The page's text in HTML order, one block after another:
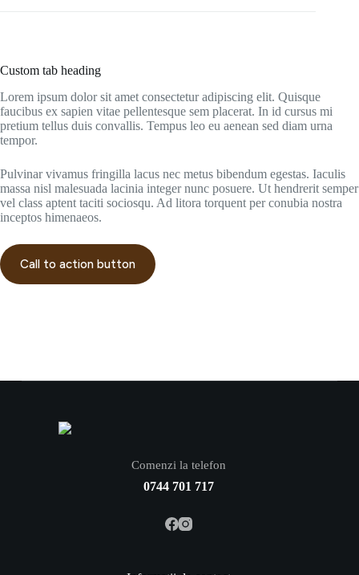
Custom tab heading
Lorem ipsum dolor sit amet consectetur adipiscing elit. Quisque
faucibus ex sapien vitae pellentesque sem placerat. In id cursus mi
pretium tellus duis convallis. Tempus leo eu aenean sed diam urna
tempor.
Pulvinar vivamus fringilla lacus nec metus bibendum egestas. Iaculis
massa nisl malesuada lacinia integer nunc posuere. Ut hendrerit semper
vel class aptent taciti sociosqu. Ad litora torquent per conubia nostra
inceptos himenaeos.
Call to action button
Comenzi la telefon
0744 701 717